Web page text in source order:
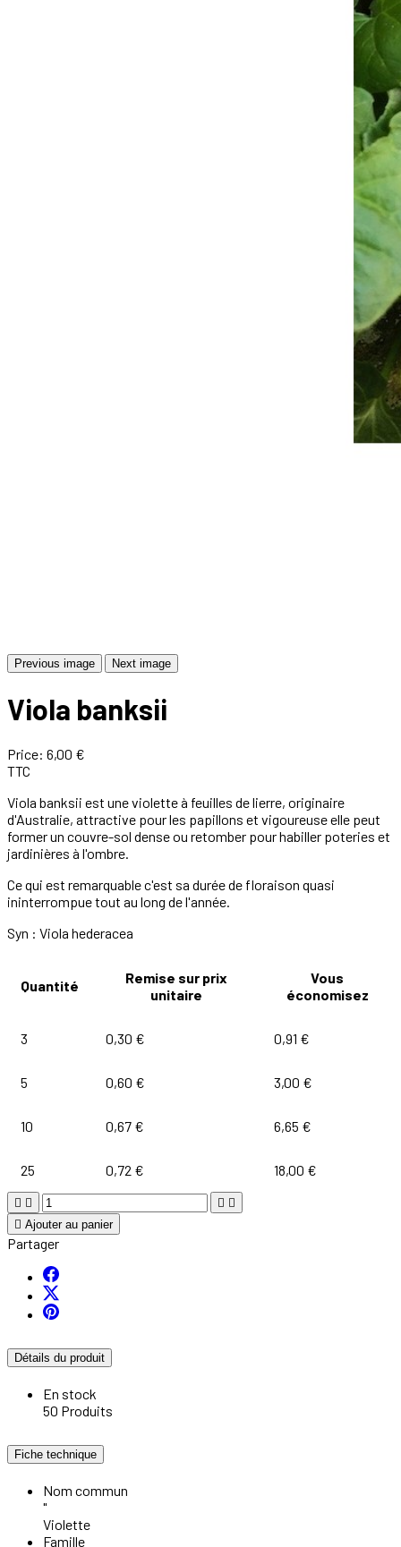
Previous image Next image
Viola banksii
Price: 6,00 €
TTC
Viola banksii est une violette à feuilles de lierre, originaire
d'Australie, attractive pour les papillons et vigoureuse elle peut
former un couvre-sol dense ou retomber pour habiller poteries et
jardinières à l'ombre.
Ce qui est remarquable c'est sa durée de floraison quasi
ininterrompue tout au long de l'année.
Syn : Viola hederacea
Quantité
Remise sur prix
unitaire
Vous
économisez
3 0,30 € 0,91 €
5 0,60 € 3,00 €
10 0,67 € 6,65 €
25 0,72 € 18,00 €
   
 Ajouter au panier
Partager
Détails du produit
En stock
50 Produits
Fiche technique
Nom commun
"
Violette
Famille